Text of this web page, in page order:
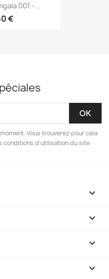
001 -...
€
Vous trouverez pour cela
conditions d'utilisation du site.



keyboard_arrow_down